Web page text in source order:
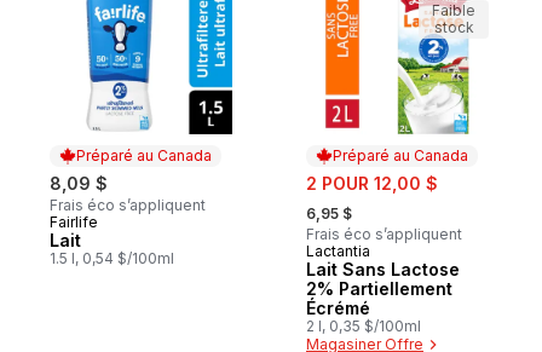
Préparé au Canada
8,09 $
Frais éco s’appliquent
Préparé au Canada
Fairlife
Lait
1.5 l, 0,54 $/100ml
Préparé au Canada
sale:
2 POUR 12,00 $
, formerly:
6,95 $
Frais éco s’appliquent
Préparé au Canada
Lactantia
Lait Sans Lactose
2% Partiellement
Écrémé
2 l, 0,35 $/100ml
Magasiner Offre
Faible
stock